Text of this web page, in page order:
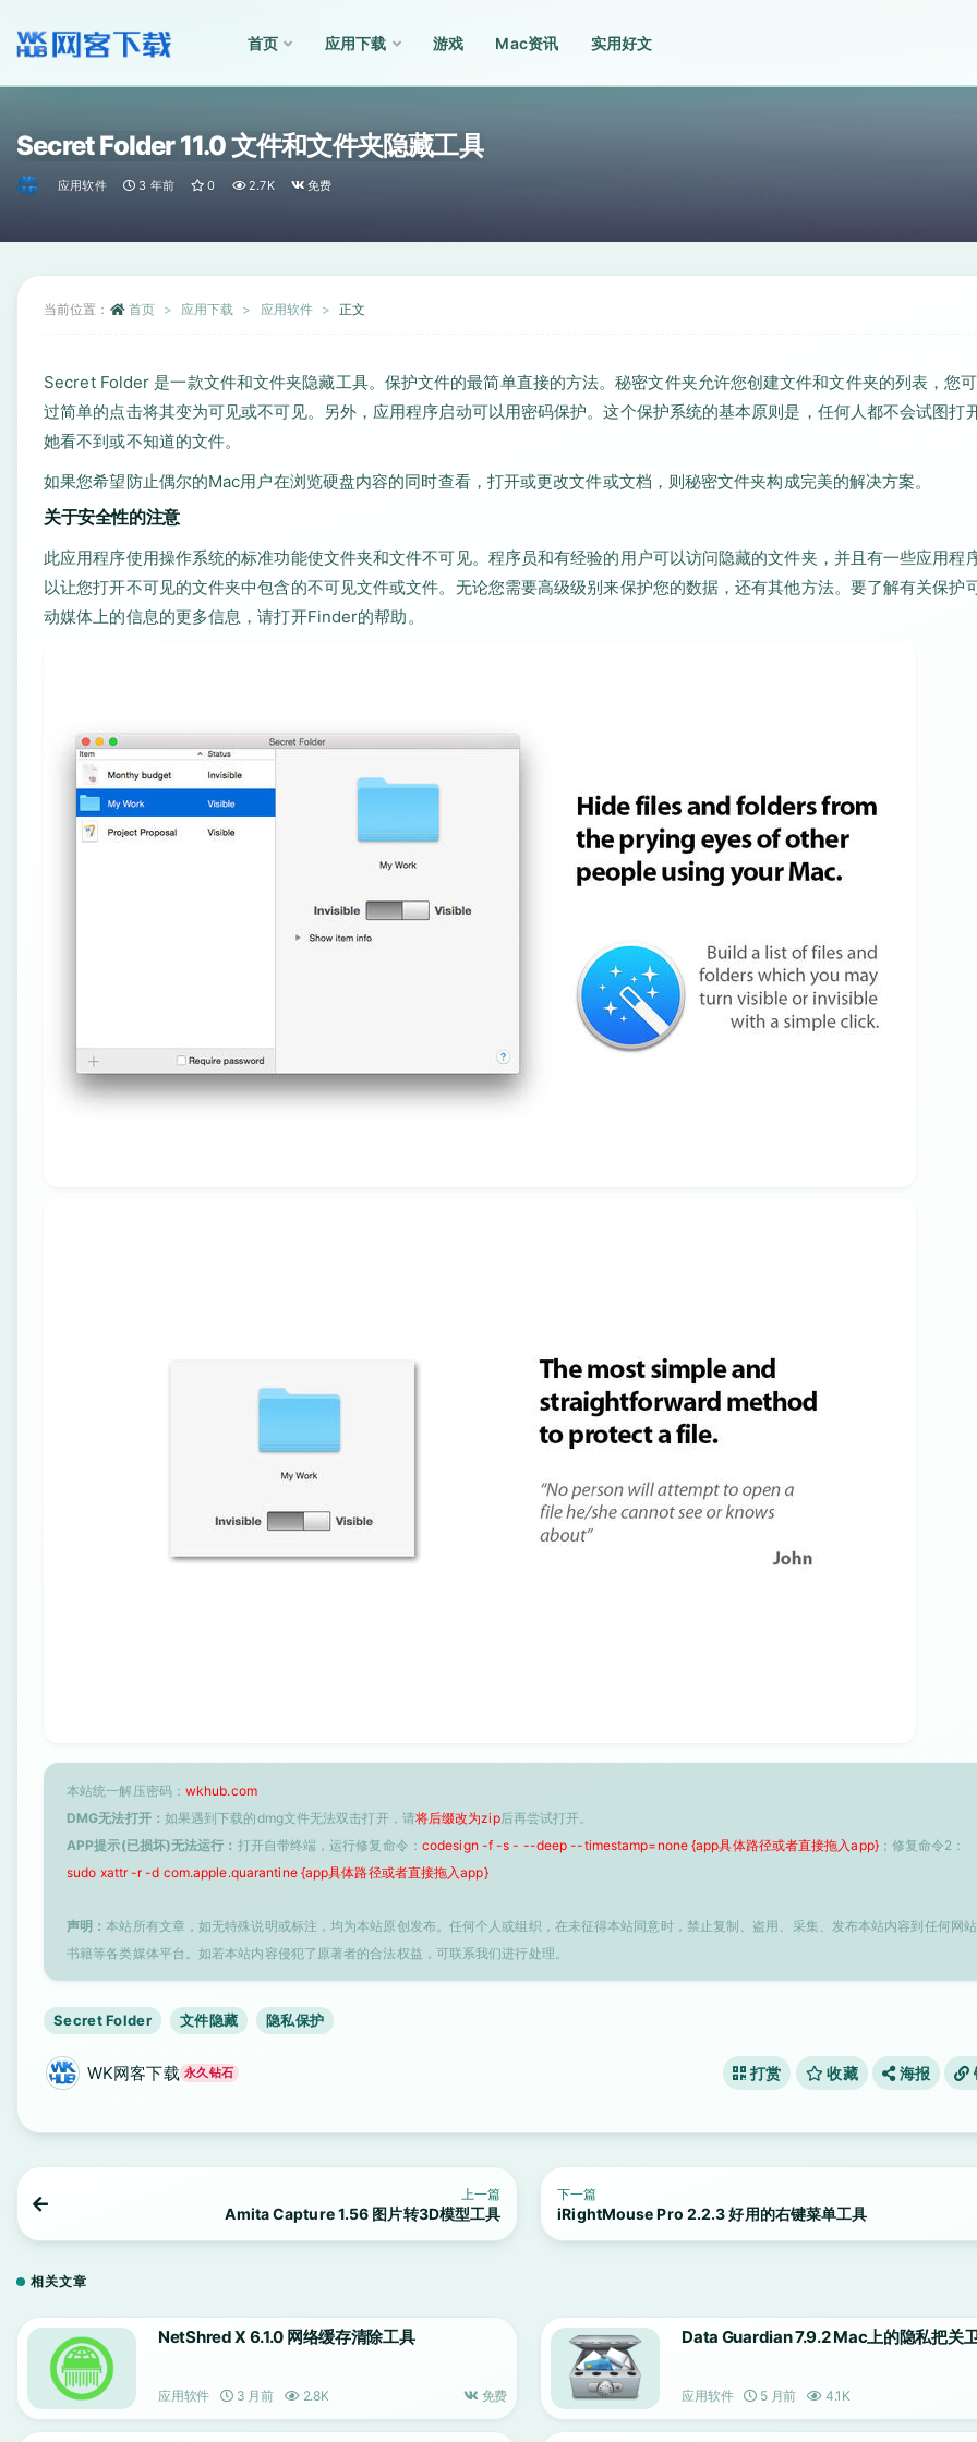
首页 应用下载 游戏 Mac资讯 实用好文
Secret Folder 11.0 文件和文件夹隐藏工具
应用软件 3 年前 0 2.7K 免费
当前位置： 首页 应用下载 应用软件 正文
Secret Folder 是一款文件和文件夹隐藏工具。保护文件的最简单直接的方法。秘密文件夹允许您创建文件和文件夹的列表，您
过简单的点击将其变为可见或不可见。另外，应用程序启动可以用密码保护。这个保护系统的基本原则是，任何人都不会试图打
她看不到或不知道的文件。
如果您希望防止偶尔的Mac用户在浏览硬盘内容的同时查看，打开或更改文件或文档，则秘密文件夹构成完美的解决方案。
关于安全性的注意
此应用程序使用操作系统的标准功能使文件夹和文件不可见。程序员和有经验的用户可以访问隐藏的文件夹，并且有一些应用程
以让您打开不可见的文件夹中包含的不可见文件或文件。无论您需要高级级别来保护您的数据，还有其他方法。要了解有关保护
动媒体上的信息的更多信息，请打开Finder的帮助。
本站统一解压密码： wkhub.com
DMG无法打开： 如果遇到下载的dmg文件无法双击打开，请将后缀改为zip后再尝试打开。
APP提示(已损坏)无法运行： 打开自带终端，运行修复命令： codesign -f -s - --deep --timestamp=none {app具体路径或者直接拖入app}；修复命令2：
sudo xattr -r -d com.apple.quarantine {app具体路径或者直接拖入app}
声明：本站所有文章，如无特殊说明或标注，均为本站原创发布。任何个人或组织，在未征得本站同意时，禁止复制、盗用、采集、发布本站内容到任何网
书籍等各类媒体平台。如若本站内容侵犯了原著者的合法权益，可联系我们进行处理。
Secret Folder 文件隐藏 隐私保护
WK网客下载 永久钻石 打赏 收藏 海报
上一篇
Amita Capture 1.56 图片转3D模型工具
下一篇
iRightMouse Pro 2.2.3 好用的右键菜单工具
相关文章
NetShred X 6.1.0 网络缓存清除工具
应用软件 3 月前 2.8K 免费
Data Guardian 7.9.2 Mac上的隐私把关
应用软件 5 月前 4.1K